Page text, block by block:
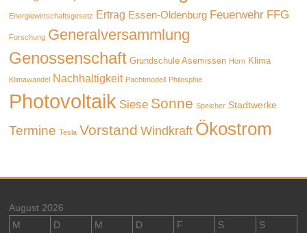
Energiewirtschaftsgesetz Ertrag Essen-Oldenburg Feuerwehr FFG
Forschung Generalversammlung
Genossenschaft Grundschule Asemissen Horn Klima
Klimawandel Nachhaltigkeit Pachtmodell Philosphie
Photovoltaik Siese Sonne Speicher Stadtwerke
Termine Tesla Vorstand Windkraft Ökostrom
August 2026
M
D M D F S
S